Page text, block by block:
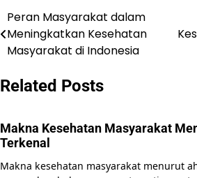
Post
navigation
Peran Masyarakat dalam
Meningkatkan Kesehatan
Masyarakat di Indonesia
Related Posts
Makna Kesehatan Masyarakat
Terkenal
Makna kesehatan masyarakat menurut